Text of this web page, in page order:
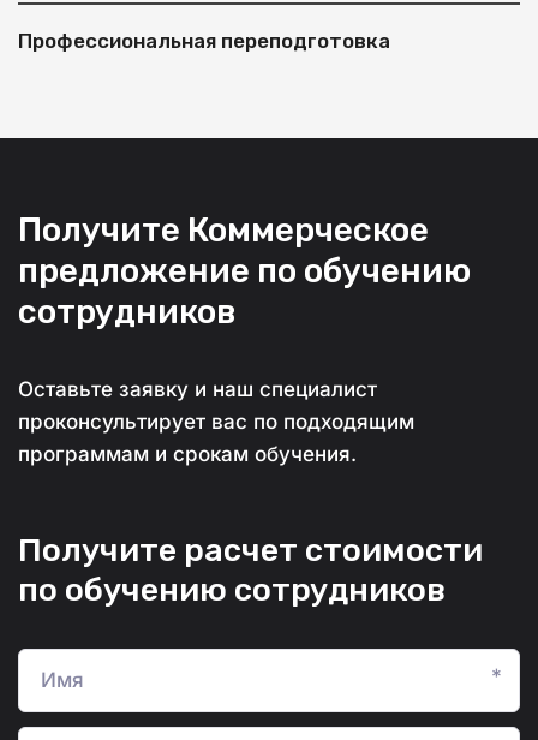
Профессиональная переподготовка
Получите Коммерческое
предложение по обучению
сотрудников
Оставьте заявку и наш специалист
проконсультирует вас по подходящим
программам и срокам обучения.
Получите расчет стоимости
по обучению сотрудников
*